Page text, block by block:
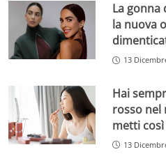
La gonna
la nuova
13
Hai
rosso nel
metti
13